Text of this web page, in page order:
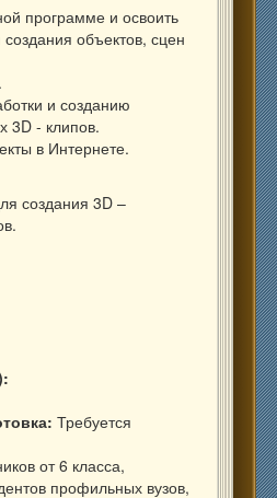
программе и освоить
объектов, сцен
и созданию
3D - клипов.
в Интернете.
создания 3D –
Требуется
от 6 класса,
профильных вузов,